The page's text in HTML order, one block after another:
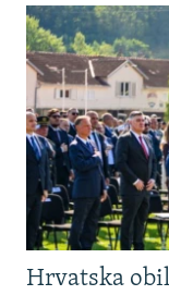
Hrvatska